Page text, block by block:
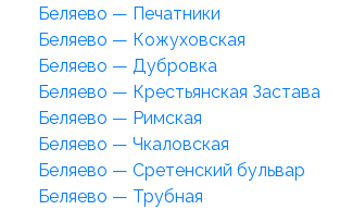
Беляево — Печатники
Беляево — Кожуховская
Беляево — Дубровка
Беляево — Крестьянская Застава
Беляево — Римская
Беляево — Чкаловская
Беляево — Сретенский бульвар
Беляево — Трубная